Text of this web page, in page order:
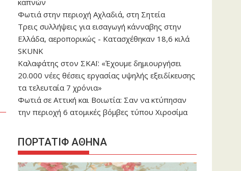
καπνών
Φωτιά στην περιοχή Αχλαδιά, στη Σητεία
Τρεις συλλήψεις για εισαγωγή κάνναβης στην
Ελλάδα, αεροπορικώς - Κατασχέθηκαν 18,6 κιλά
SKUNK
Καλαφάτης στον ΣΚΑΪ: «Έχουμε δημιουργήσει
20.000 νέες θέσεις εργασίας υψηλής εξειδίκευσης
τα τελευταία 7 χρόνια»
Φωτιά σε Αττική και Βοιωτία: Σαν να κτύπησαν
την περιοχή 6 ατομικές βόμβες τύπου Χιροσίμα
ΠΟΡΤΑΤΙΦ ΑΘΗΝΑ